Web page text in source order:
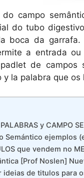
do campo
do tubo
boca da
a entrada
de campos
la palabra que os
y CAMPO
Semántico ejemplos
que vendem no
[Prof Noslen]
ideias de titulos para